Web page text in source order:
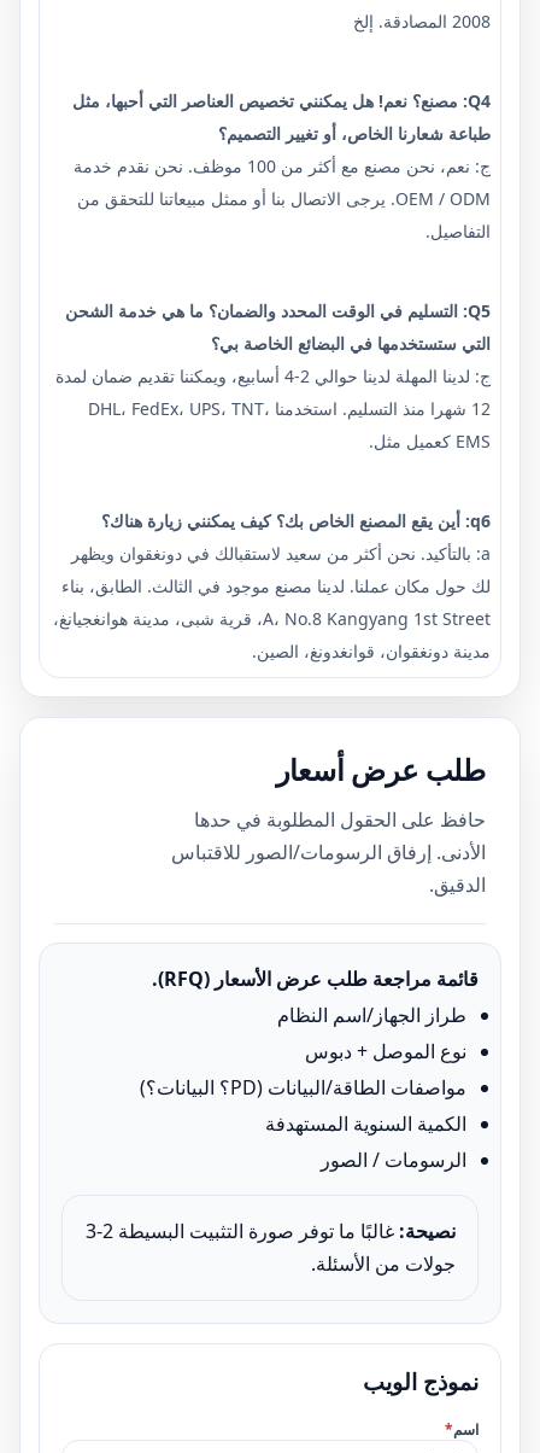
2008 المصادقة. إلخ
Q4: مصنع؟ نعم! هل يمكنني تخصيص العناصر التي أحبها، مثل
طباعة شعارنا الخاص، أو تغيير التصميم؟
ج: نعم، نحن مصنع مع أكثر من 100 موظف. نحن نقدم خدمة
OEM / ODM. يرجى الاتصال بنا أو ممثل مبيعاتنا للتحقق من
التفاصيل.
Q5: التسليم في الوقت المحدد والضمان؟ ما هي خدمة الشحن
التي ستستخدمها في البضائع الخاصة بي؟
ج: لدينا المهلة لدينا حوالي 2-4 أسابيع، ويمكننا تقديم ضمان لمدة
12 شهرا منذ التسليم. استخدمنا DHL، FedEx، UPS، TNT،
EMS كعميل مثل.
q6: أين يقع المصنع الخاص بك؟ كيف يمكنني زيارة هناك؟
a: بالتأكيد. نحن أكثر من سعيد لاستقبالك في دونغقوان ويظهر
لك حول مكان عملنا. لدينا مصنع موجود في الثالث. الطابق، بناء
A، No.8 Kangyang 1st Street، قرية شبى، مدينة هوانغجيانغ،
مدينة دونغقوان، قوانغدونغ، الصين.
طلب عرض أسعار
حافظ على الحقول المطلوبة في حدها
الأدنى. إرفاق الرسومات/الصور للاقتباس
الدقيق.
قائمة مراجعة طلب عرض الأسعار (RFQ).
طراز الجهاز/اسم النظام
نوع الموصل + دبوس
مواصفات الطاقة/البيانات (PD؟ البيانات؟)
الكمية السنوية المستهدفة
الرسومات / الصور
نصيحة:
غالبًا ما توفر صورة التثبيت البسيطة 2-3
جولات من الأسئلة.
نموذج الويب
اسم*